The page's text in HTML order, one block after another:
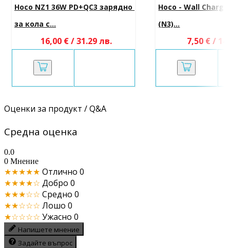
Hoco NZ1 36W PD+QC3 зарядно
за кола с...
16,00 € / 31.29 лв.
Hoco - Wall
(N3)...
7,50 € /
Оценки за продукт / Q&A
Средна оценка
0.0
0 Мнение
★★★★★ Отлично 0
★★★★☆ Добро 0
★★★☆☆ Средно 0
★★☆☆☆ Лошо 0
★☆☆☆☆ Ужасно 0
Напишете мнение
Задайте въпрос